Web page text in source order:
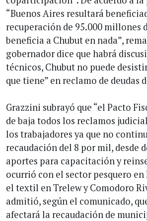
“Buenos Aires resultará
recuperación de 95.000 millones
beneficia a Chubut en nada”,
gobernador dice que habrá
técnicos, Chubut no puede
que tiene” en reclamo de deudas
Grazzini subrayó que “el Pacto
de baja todos los reclamos
los trabajadores ya que no
recaudación del 8 por mil, desde
aportes para capacitación y
ocurrió con el sector pesquero en
el textil en Trelew y Comodoro
admitió, según el comunicado,
afectará la recaudación de